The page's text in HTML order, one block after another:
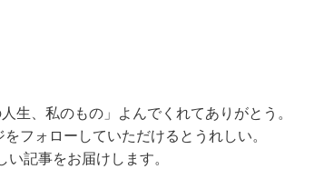
生、私のもの」よんでくれてありがとう。
フォローしていただけるとうれしい。
い記事をお届けします。